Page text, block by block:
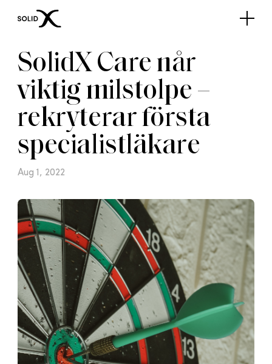
SolidX Care når
viktig milstolpe –
rekryterar första
specialistläkare
Aug 1, 2022